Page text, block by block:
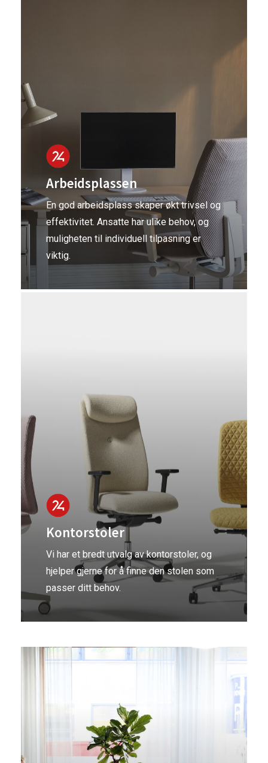
Arbeidsplassen
En god arbeidsplass skaper økt trivsel og
effektivitet. Ansatte har ulike behov, og
muligheten til individuell tilpasning er
viktig.
Kontorstoler
Vi har et bredt utvalg av kontorstoler, og
hjelper gjerne for å finne den stolen som
passer ditt behov.